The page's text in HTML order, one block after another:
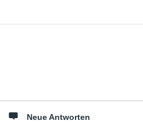
Neue Antworten